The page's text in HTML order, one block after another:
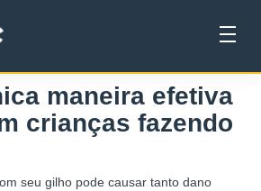
maneira efetiva
crianças fazendo
seu gilho pode causar tanto dano